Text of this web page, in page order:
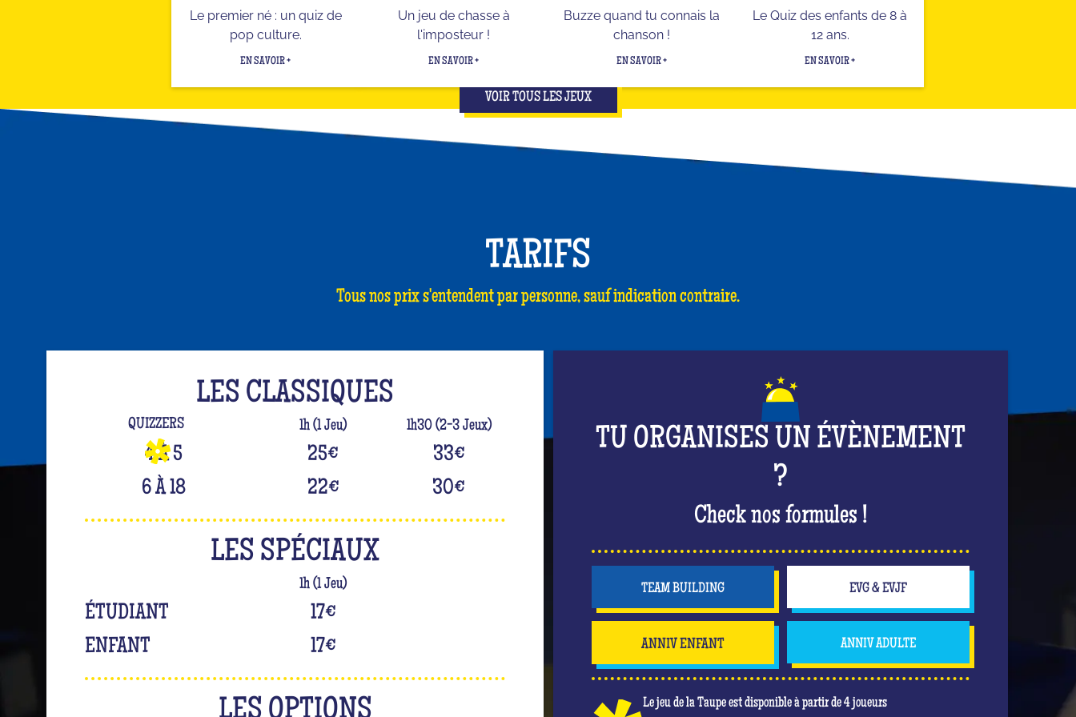
Le premier né : un quiz de
pop culture.
EN SAVOIR +
Un jeu de chasse à
l'imposteur !
EN SAVOIR +
Buzze quand tu connais la
chanson !
EN SAVOIR +
Le Quiz des enfants de 8 à
12 ans.
EN SAVOIR +
VOIR TOUS LES JEUX
TARIFS
Tous nos prix s'entendent par personne, sauf indication contraire.
LES CLASSIQUES
QUIZZERS 1h (1 Jeu) 1h30 (2-3 Jeux)
4 À 5 25€ 33€
6 À 18
22€ 30€
LES SPÉCIAUX
1h (1 Jeu)
ÉTUDIANT 17€
ENFANT
17€
TU ORGANISES UN ÉVÈNEMENT
?
Check nos formules !
TEAM BUILDING EVG & EVJF
ANNIV ENFANT ANNIV ADULTE
Le jeu de la Taupe est disponible à partir de 4 joueurs